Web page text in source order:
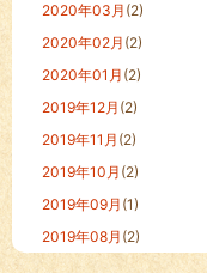
2020年03月 (2)
2020年02月 (2)
2020年01月 (2)
2019年12月 (2)
2019年11月 (2)
2019年10月 (2)
2019年09月 (1)
2019年08月 (2)